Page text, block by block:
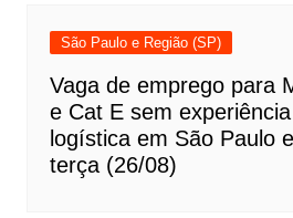
São Paulo e Região (SP)
Vaga de emprego para
e Cat E sem
logística em São Paulo
terça (26/08)